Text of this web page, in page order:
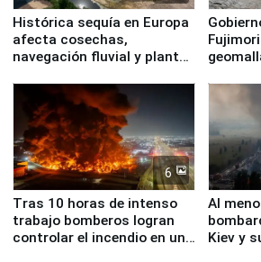
Histórica sequía en Europa
afecta cosechas,
navegación fluvial y plantas
6
Tras 10 horas de intenso
trabajo bomberos logran
controlar el incendio en una
Al
Kiev y